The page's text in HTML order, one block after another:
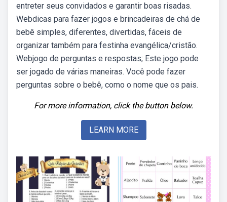
entreter seus convidados e garantir boas risadas.
Webdicas para fazer jogos e brincadeiras de chá de
bebê simples, diferentes, divertidas, fáceis de
organizar também para festinha evangélica/cristão.
Webjogo de perguntas e respostas; Este jogo pode
ser jogado de várias maneiras. Você pode fazer
perguntas sobre o bebê, como o nome que os pais.
For more information, click the button below.
LEARN MORE